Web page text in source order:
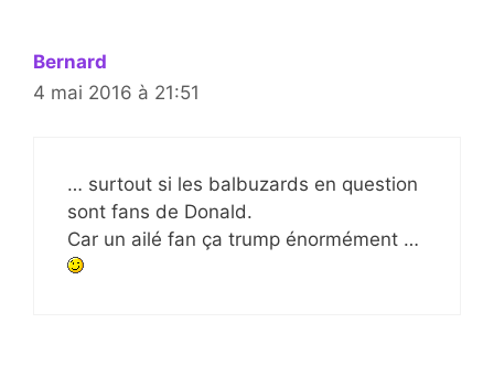
Bernard
4 mai 2016 à 21:51
… surtout si les balbuzards en question
sont fans de Donald.
Car un ailé fan ça trump énormément …